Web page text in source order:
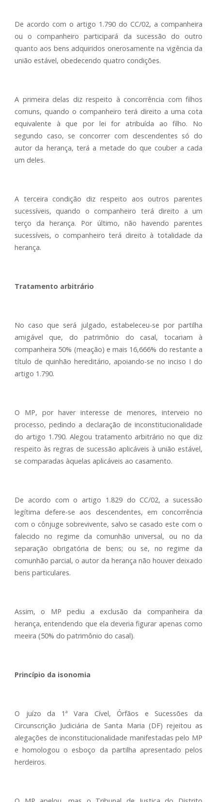
De acordo com o artigo 1.790 do CC/02, a companheira
ou o companheiro participará da sucessão do outro
quanto aos bens adquiridos onerosamente na vigência da
união estável, obedecendo quatro condições.
A primeira delas diz respeito à concorrência com filhos
comuns, quando o companheiro terá direito a uma cota
equivalente à que por lei for atribuída ao filho. No
segundo caso, se concorrer com descendentes só do
autor da herança, terá a metade do que couber a cada
um deles.
A terceira condição diz respeito aos outros parentes
sucessíveis, quando o companheiro terá direito a um
terço da herança. Por último, não havendo parentes
sucessíveis, o companheiro terá direito à totalidade da
herança.
Tratamento arbitrário
No caso que será julgado, estabeleceu-se por partilha
amigável que, do patrimônio do casal, tocariam à
companheira 50% (meação) e mais 16,666% do restante a
título de quinhão hereditário, apoiando-se no inciso I do
artigo 1.790.
O MP, por haver interesse de menores, interveio no
processo, pedindo a declaração de inconstitucionalidade
do artigo 1.790. Alegou tratamento arbitrário no que diz
respeito às regras de sucessão aplicáveis à união estável,
se comparadas àquelas aplicáveis ao casamento.
De acordo com o artigo 1.829 do CC/02, a sucessão
legítima defere-se aos descendentes, em concorrência
com o cônjuge sobrevivente, salvo se casado este com o
falecido no regime da comunhão universal, ou no da
separação obrigatória de bens; ou se, no regime da
comunhão parcial, o autor da herança não houver deixado
bens particulares.
Assim, o MP pediu a exclusão da companheira da
herança, entendendo que ela deveria figurar apenas como
meeira (50% do patrimônio do casal).
Princípio da isonomia
O juízo da 1ª Vara Cível, Órfãos e Sucessões da
Circunscrição Judiciária de Santa Maria (DF) rejeitou as
alegações de inconstitucionalidade manifestadas pelo MP
e homologou o esboço da partilha apresentado pelos
herdeiros.